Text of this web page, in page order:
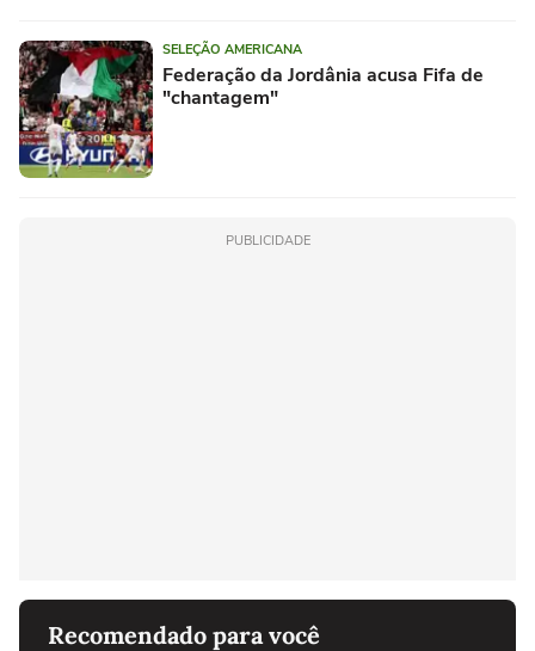
SELEÇÃO AMERICANA
Federação da Jordânia acusa Fifa de
"chantagem"
PUBLICIDADE
Recomendado para você